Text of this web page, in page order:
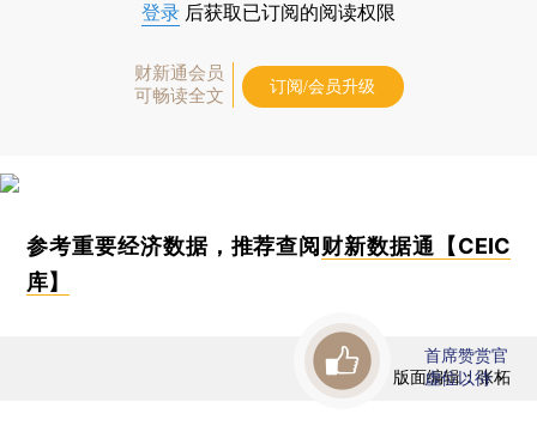
登录 后获取已订阅的阅读权限
财新通会员
可畅读全文
订阅/会员升级
参考重要经济数据，推荐查阅 财新数据通【CEIC
库】
版面编辑：张柘
首席赞赏官
虚位以待